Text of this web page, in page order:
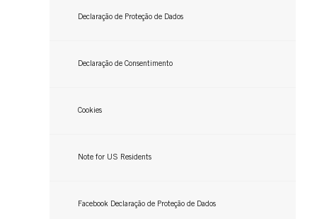
Condicionador
GLISS
Sérum Anti-Frizz
Declaração de Proteção de Dados
Declaração de Consentimento
Cookies
Note for US Residents
Facebook Declaração de Proteção de Dados